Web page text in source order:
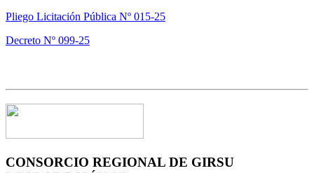
Pliego Licitación Pública Nº 015-25
Decreto Nº 099-25
CONSORCIO REGIONAL DE GIRSU